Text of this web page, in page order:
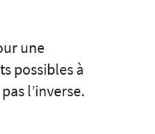
une
possibles à
l’inverse.